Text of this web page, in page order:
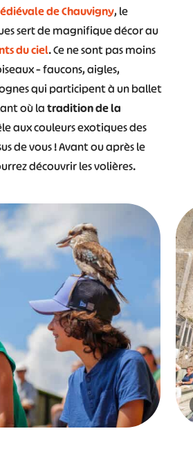
de Chauvigny, le
sert de magnifique décor au
du ciel. Ce ne sont pas moins
– faucons, aigles,
qui participent à un ballet
où latradition de la
aux couleurs exotiques des
de vous ! Avant ou après le
découvrir les volières.